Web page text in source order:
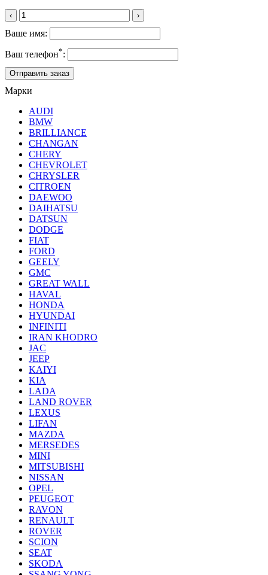
‹ ›
Ваше имя:
Ваш телефон*:
Марки
AUDI
BMW
BRILLIANCE
CHANGAN
CHERY
CHEVROLET
CHRYSLER
CITROEN
DAEWOO
DAIHATSU
DATSUN
DODGE
FIAT
FORD
GEELY
GMC
GREAT WALL
HAVAL
HONDA
HYUNDAI
INFINITI
IRAN KHODRO
JAC
JEEP
KAIYI
KIA
LADA
LAND ROVER
LEXUS
LIFAN
MAZDA
MERSEDES
MINI
MITSUBISHI
NISSAN
OPEL
PEUGEOT
RAVON
RENAULT
ROVER
SCION
SEAT
SKODA